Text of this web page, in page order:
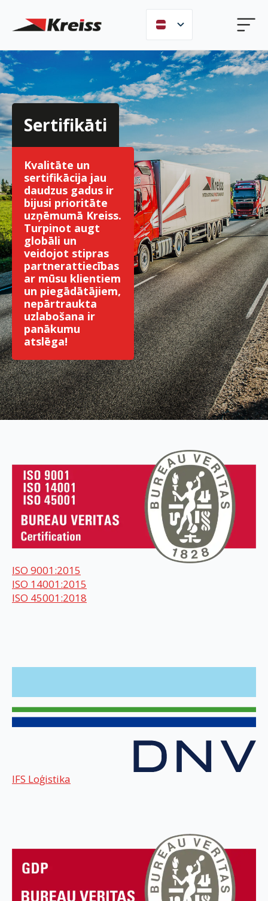
Sertifikāti
Kvalitāte un
sertifikācija jau
daudzus gadus ir
bijusi prioritāte
uzņēmumā Kreiss.
Turpinot augt
globāli un
veidojot stipras
partnerattiecības
ar mūsu klientiem
un piegādātājiem,
nepārtraukta
uzlabošana ir
panākumu
atslēga!
ISO 9001:2015
ISO 14001:2015
ISO 45001:2018
IFS Loģistika